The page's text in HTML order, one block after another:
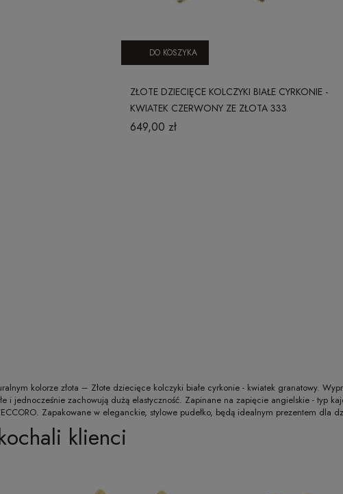
ZŁOTE DZIECIĘCE KOLCZYKI BIAŁE CYRKONIE -
KWIATEK CZERWONY ZE ZŁOTA 333
649,00 zł
DO KOSZYKA
kolorze złota – Złote dziecięce kolczyki białe cyrkonie - kwiatek granatowy.
i jednocześnie zachowują dużą elastyczność. Zapinane na zapięcie angielskie - typ
Zapakowane w eleganckie, stylowe pudełko, będą idealnym prezentem dla
klienci